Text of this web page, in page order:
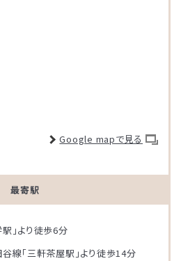
Google mapで見る
最寄駅
」より徒歩6分
線「三軒茶屋駅」より徒歩14分